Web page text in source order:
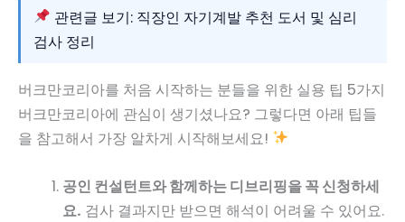
관련글 보기: 직장인 자기계발 추천 도서 및 심리
검사 정리
버크만코리아를 처음 시작하는 분들을 위한 실용 팁 5가지
버크만코리아에 관심이 생기셨나요? 그렇다면 아래 팁들
을 참고해서 가장 알차게 시작해보세요!
공인 컨설턴트와 함께하는 디브리핑을 꼭 신청하세
요. 검사 결과지만 받으면 해석이 어려울 수 있어요.